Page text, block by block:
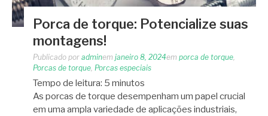
Porca de torque: Potencialize suas
montagens!
Publicado por adminem janeiro 8, 2024em porca de torque,
Porcas de torque, Porcas especiais
Tempo de leitura: 5 minutos
As porcas de torque desempenham um papel crucial
em uma ampla variedade de aplicações industriais,